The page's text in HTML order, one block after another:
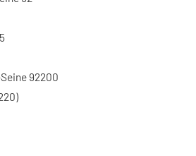
92200